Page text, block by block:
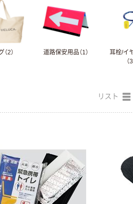
2） 道路保安用品（1）
耳栓/イ
（
リスト